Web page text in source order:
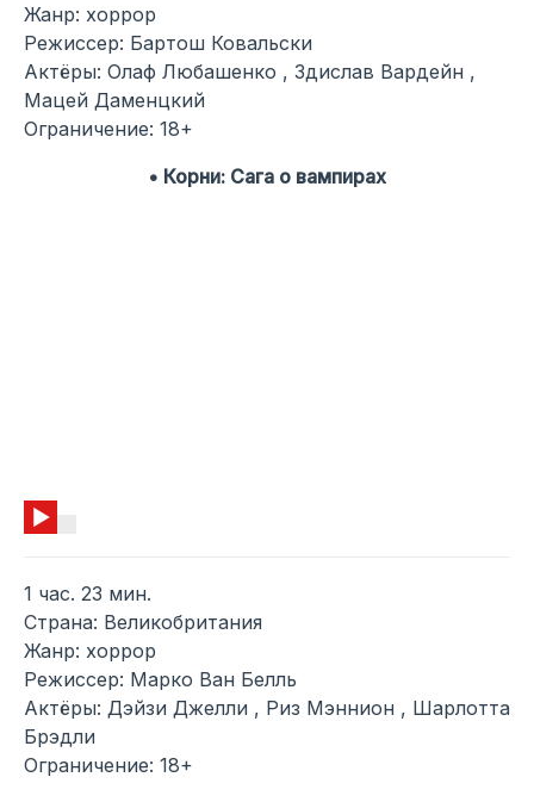
Жанр: хоррор
Режиссер: Бартош Ковальски
Актёры: Олаф Любашенко , Здислав Вардейн ,
Мацей Даменцкий
Ограничение: 18+
• Корни: Сага о вампирах
1 час. 23 мин.
Страна: Великобритания
Жанр: хоррор
Режиссер: Марко Ван Белль
Актёры: Дэйзи Джелли , Риз Мэннион , Шарлотта
Брэдли
Ограничение: 18+